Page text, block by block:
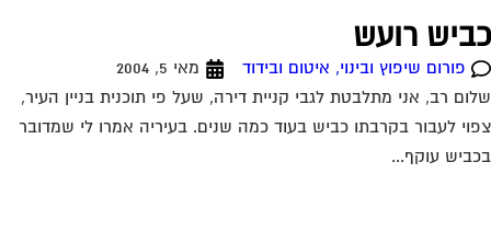
רועש
פורום שיפוץ ובינוי, איטום ובידוד
מאי 5, 2004
רב, אני מתלבטת לגבי קניית דירה, שעל פי תוכנית בניין העיר,
לעבור בקרבתו כביש בעוד כמה שנים. בעיריה אמרו לי שמדובר
עוקף...